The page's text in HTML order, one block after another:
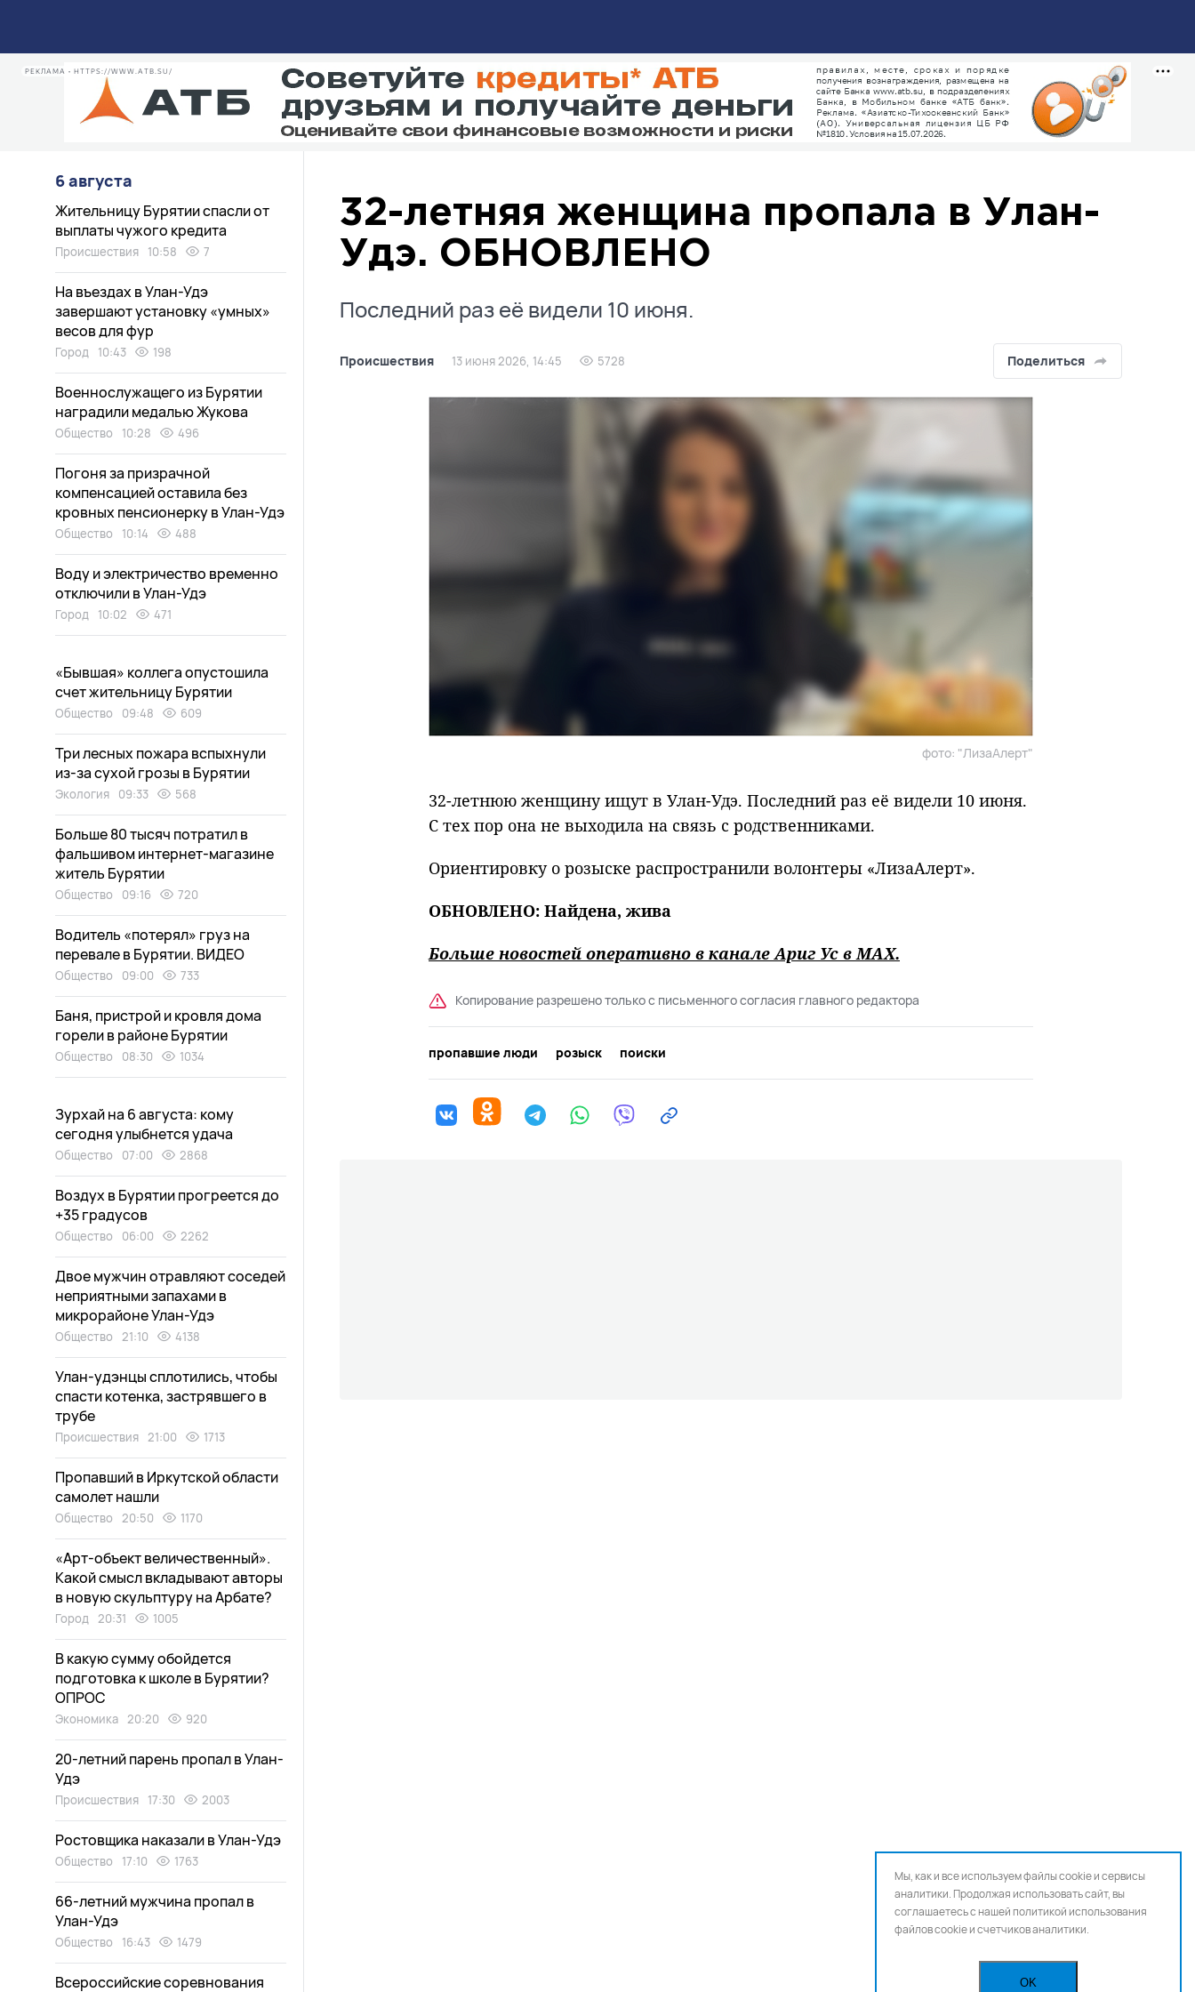
РЕКЛАМА • HTTPS://WWW.ATB.SU/
32-летняя женщина пропала в Улан-
Удэ. ОБНОВЛЕНО
Последний раз её видели 10 июня.
Происшествия 13 июня 2026, 14:45 5728 Поделиться
фото: "ЛизаАлерт"
32-летнюю женщину ищут в Улан-Удэ. Последний раз её видели 10 июня.
С тех пор она не выходила на связь с родственниками.
Ориентировку о розыске распространили волонтеры «ЛизаАлерт».
ОБНОВЛЕНО: Найдена, жива
Больше новостей оперативно в канале Ариг Ус вMAХ.
Копирование разрешено только с письменного согласия главного редактора
пропавшие люди розыск поиски
6 августа
Жительницу Бурятии спасли от
выплаты чужого кредита
Происшествия 10:58 7
На въездах в Улан-Удэ
завершают установку «умных»
весов для фур
Город 10:43 198
Военнослужащего из Бурятии
наградили медалью Жукова
Общество 10:28 496
Погоня за призрачной
компенсацией оставила без
кровных пенсионерку в Улан-Удэ
Общество 10:14 488
Воду и электричество временно
отключили в Улан-Удэ
Город 10:02 471
«Бывшая» коллега опустошила
счет жительницу Бурятии
Общество 09:48 609
Три лесных пожара вспыхнули
из-за сухой грозы в Бурятии
Экология 09:33 568
Больше 80 тысяч потратил в
фальшивом интернет-магазине
житель Бурятии
Общество 09:16 720
Водитель «потерял» груз на
перевале в Бурятии. ВИДЕО
Общество 09:00 733
Баня, пристрой и кровля дома
горели в районе Бурятии
Общество 08:30 1034
Зурхай на 6 августа: кому
сегодня улыбнется удача
Общество 07:00 2868
Воздух в Бурятии прогреется до
+35 градусов
Общество 06:00 2262
Двое мужчин отравляют соседей
неприятными запахами в
микрорайоне Улан-Удэ
Общество 21:10 4138
Улан-удэнцы сплотились, чтобы
спасти котенка, застрявшего в
трубе
Происшествия 21:00 1713
Пропавший в Иркутской области
самолет нашли
Общество 20:50 1170
«Арт-объект величественный».
Какой смысл вкладывают авторы
в новую скульптуру на Арбате?
Город 20:31 1005
В какую сумму обойдется
подготовка к школе в Бурятии?
ОПРОС
Экономика 20:20 920
20-летний парень пропал в Улан-
Удэ
Происшествия 17:30 2003
Ростовщика наказали в Улан-Удэ
Общество 17:10 1763
66-летний мужчина пропал в
Улан-Удэ
Общество 16:43 1479
Всероссийские соревнования
Мы, как и все используем файлы cookie и сервисы
аналитики. Продолжая использовать сайт, вы
соглашаетесь с нашейполитикой использования
файлов cookie и счетчиков аналитики.
OK